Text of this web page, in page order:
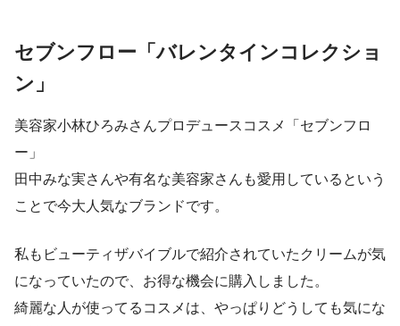
セブンフロー「バレンタインコレクショ
ン」
美容家小林ひろみさんプロデュースコスメ「セブンフロ
ー」
田中みな実さんや有名な美容家さんも愛用しているという
ことで今大人気なブランドです。
私もビューティザバイブルで紹介されていたクリームが気
になっていたので、お得な機会に購入しました。
綺麗な人が使ってるコスメは、やっぱりどうしても気にな